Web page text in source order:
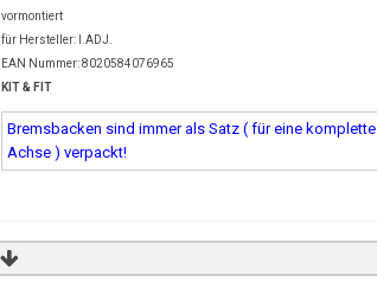
vormontiert
für Hersteller: I.ADJ.
EAN Nummer: 8020584076965
KIT & FIT
Bremsbacken sind immer als Satz ( für eine komplette
Achse ) verpackt!